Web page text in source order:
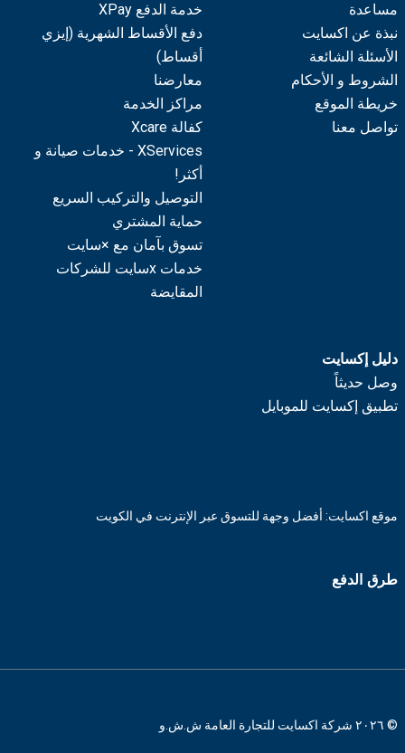
مساعدة
نبذة عن اكسايت
الأسئلة الشائعة
الشروط و الأحكام
خريطة الموقع
تواصل معنا
خدمة الدفع XPay
دفع الأقساط الشهرية (إيزي
أقساط)
معارضنا
مراكز الخدمة
كفالة Xcare
XServices - خدمات صيانة و
أكثر!
التوصيل والتركيب السريع
حماية المشتري
تسوق بآمان مع ×سايت
خدمات xسايت للشركات
المقايضة
دليل إكسايت
وصل حديثاً
تطبيق إكسايت للموبايل
موقع اكسايت: أفضل وجهة للتسوق عبر الإنترنت في الكويت
طرق الدفع
© ٢٠٢٦ شركة اكسايت للتجارة العامة ش.ش.و